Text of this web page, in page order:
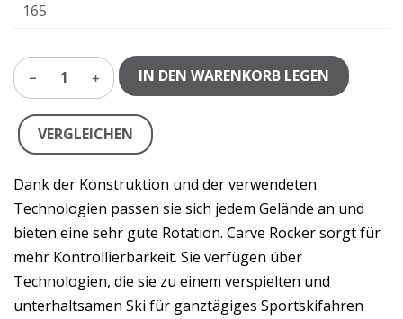
165
1 IN DEN WARENKORB LEGEN
VERGLEICHEN
Dank der Konstruktion und der verwendeten
Technologien passen sie sich jedem Gelände an und
bieten eine sehr gute Rotation. Carve Rocker sorgt für
mehr Kontrollierbarkeit. Sie verfügen über
Technologien, die sie zu einem verspielten und
unterhaltsamen Ski für ganztägiges Sportskifahren